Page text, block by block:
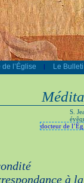
de l’Église | Le
S.
docteur de
à